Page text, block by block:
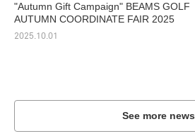
"Autumn Gift Campaign" BEAMS GOLF
AUTUMN COORDINATE FAIR 2025
2025.10.01
See more news